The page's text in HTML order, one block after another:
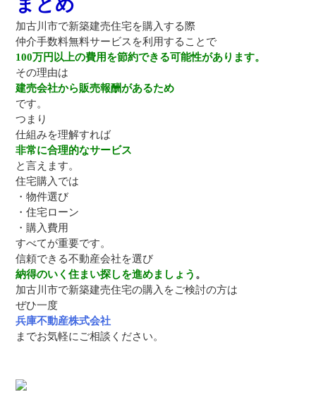
まとめ
加古川市で新築建売住宅を購入する際
仲介手数料無料サービスを利用することで
100万円以上の費用を節約できる可能性があります。
その理由は
建売会社から販売報酬があるため
です。
つまり
仕組みを理解すれば
非常に合理的なサービス
と言えます。
住宅購入では
・物件選び
・住宅ローン
・購入費用
すべてが重要です。
信頼できる不動産会社を選び
納得のいく住まい探しを進めましょう 。
加古川市で新築建売住宅の購入をご検討の方は
ぜひ一度
兵庫不動産株式会社
までお気軽にご相談ください。